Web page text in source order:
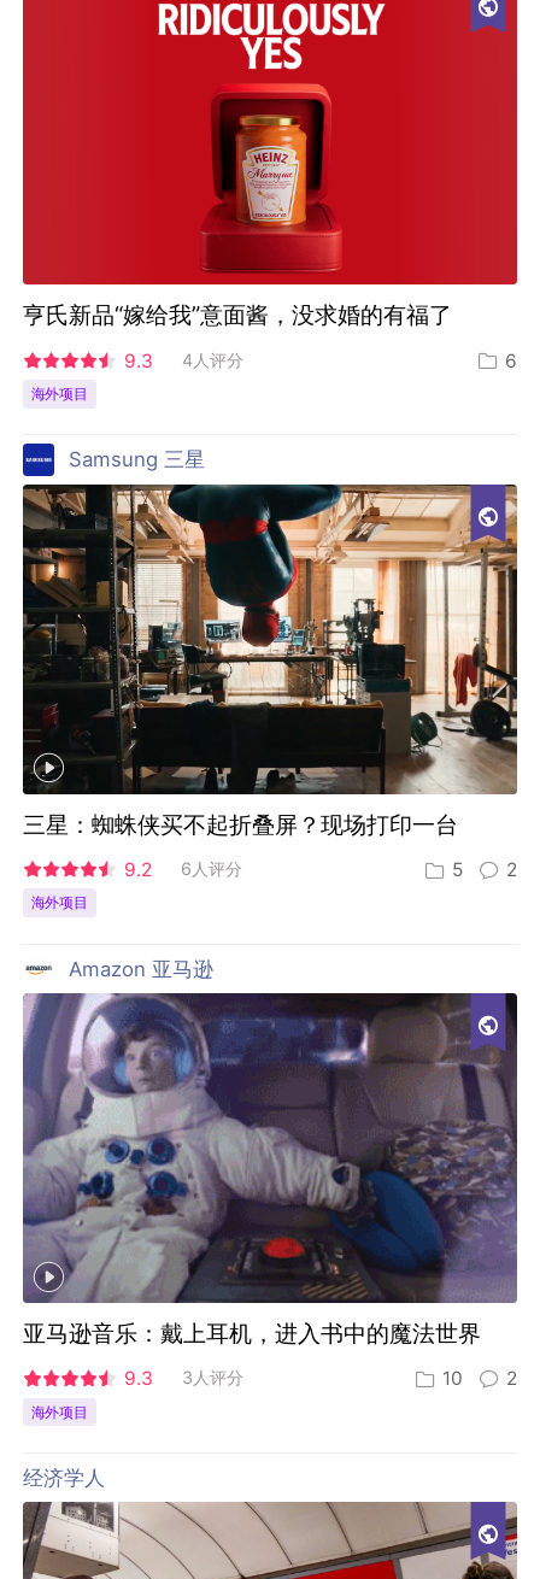
亨氏新品“嫁给我”意面酱，没求婚的有福了
9.3 4人评分 6
海外项目
Samsung 三星
三星：蜘蛛侠买不起折叠屏？现场打印一台
9.2 6人评分 5 2
海外项目
Amazon 亚马逊
亚马逊音乐：戴上耳机，进入书中的魔法世界
9.3 3人评分 10 2
海外项目
经济学人